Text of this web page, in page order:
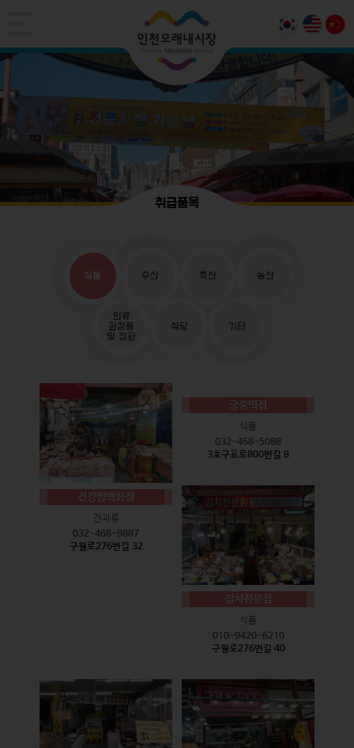
취급품목
식품 수산 축산 농산
의류
화장품
및 잡화
식당 기타
건강짱백화점
견과류
032-468-9887
구월로276번길 32
궁중떡집
식품
032-468-5088
3호구포로800번길 8
김치전문점
식품
010-9420-6210
구월로276번길 40